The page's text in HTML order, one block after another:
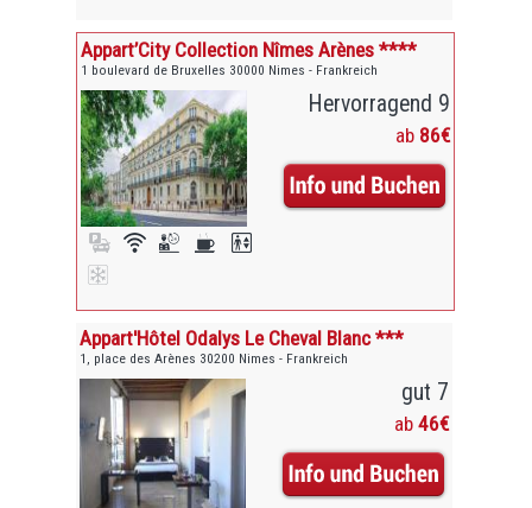
Appart’City Collection Nîmes Arènes ****
1 boulevard de Bruxelles 30000 Nimes - Frankreich
Hervorragend 9
ab 86€
Appart'Hôtel Odalys Le Cheval Blanc ***
1, place des Arènes 30200 Nimes - Frankreich
gut 7
ab 46€